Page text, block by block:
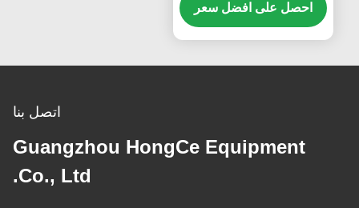
احصل على افضل سعر
اتصل بنا
Guangzhou HongCe Equipment
Co., Ltd.